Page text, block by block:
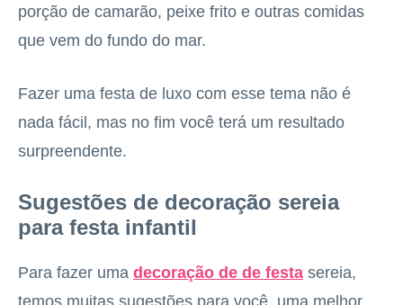
porção de camarão, peixe frito e outras comidas
que vem do fundo do mar.
Fazer uma festa de luxo com esse tema não é
nada fácil, mas no fim você terá um resultado
surpreendente.
Sugestões de decoração sereia
para festa infantil
Para fazer uma decoração de de festa sereia,